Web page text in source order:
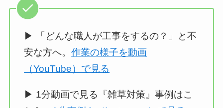
▶ 「どんな職人が工事をするの？」と不
安な方へ。作業の様子を動画
（YouTube）で見る
▶ 1分動画で見る『雑草対策』事例はこ